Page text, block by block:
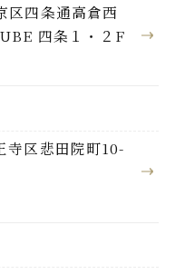
区四条通高倉西
四条１・２F
寺区悲田院町10-